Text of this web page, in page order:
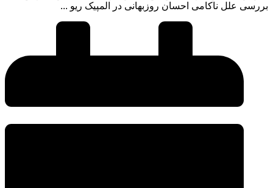
بررسی علل ناکامی احسان روزبهانی در المپیک ریو ...